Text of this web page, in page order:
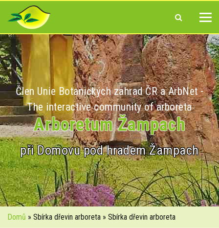
Člen Unie Botanických zahrad ČR a ArbNet -
The interactive community of arboreta
Arboretum Žampach
při Domovu pod hradem Žampach
Domů » Sbírka dřevin arboreta » Sbírka dřevin arboreta